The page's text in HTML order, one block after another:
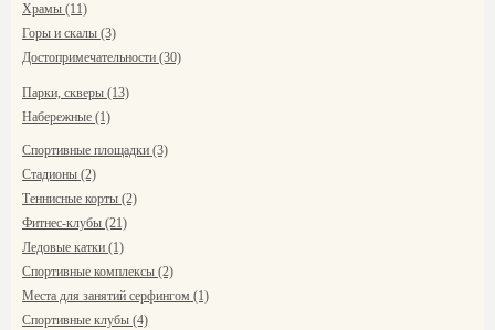
Храмы (11)
Горы и скалы (3)
Достопримечательности (30)
Парки, скверы (13)
Набережные (1)
Спортивные площадки (3)
Стадионы (2)
Теннисные корты (2)
Фитнес-клубы (21)
Ледовые катки (1)
Спортивные комплексы (2)
Места для занятий серфингом (1)
Спортивные клубы (4)